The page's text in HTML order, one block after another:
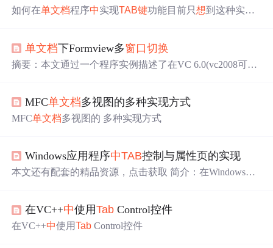
如何在单文档程序中实现TAB键功能目前只想到这种实现
CTabEditclass CTabEdit : public CEdit { DECLARE_DYNA
MIC(C Tab Edit)public: CTabEdit();
单文档下Formview多窗口切换
摘要：本文通过一个程序实例描述了在VC 6.0(vc2008可行)
同会在程序风格上选择多文档、单文档或是对话框模式 ，
对于单文档模式可能是我们使用比较多的，但有时我们
MFC单文档多视图的多种实现方式
MFC单文档多视图的 多种实现方式
Windows应用程序中TAB控制与属性页的实现
本文还有配套的精品资源，点击获取 简介：在Windows应
页在多个界面间切换，而属性页则提供深入的设置展示。
这种设计模式常见于如Office、Visual Studio等软件
在VC++中使用Tab Control控件
在VC++中使用Tab Control控件